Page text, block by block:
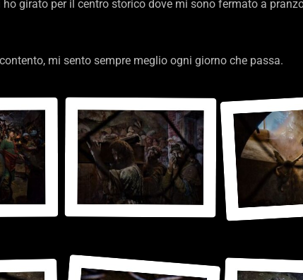
girato per il centro storico dove mi sono fermato a
mi sento sempre meglio ogni giorno che passa.